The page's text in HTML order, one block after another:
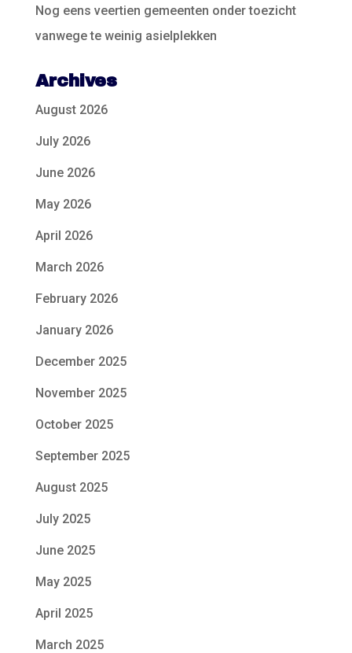
Nog eens veertien gemeenten onder toezicht
vanwege te weinig asielplekken
Archives
August 2026
July 2026
June 2026
May 2026
April 2026
March 2026
February 2026
January 2026
December 2025
November 2025
October 2025
September 2025
August 2025
July 2025
June 2025
May 2025
April 2025
March 2025